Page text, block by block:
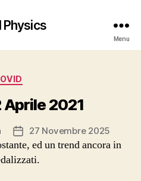
Physics
Menu
Categorie
2021
Data
dell'articolo
27 Novembre 2025
ed un trend ancora in